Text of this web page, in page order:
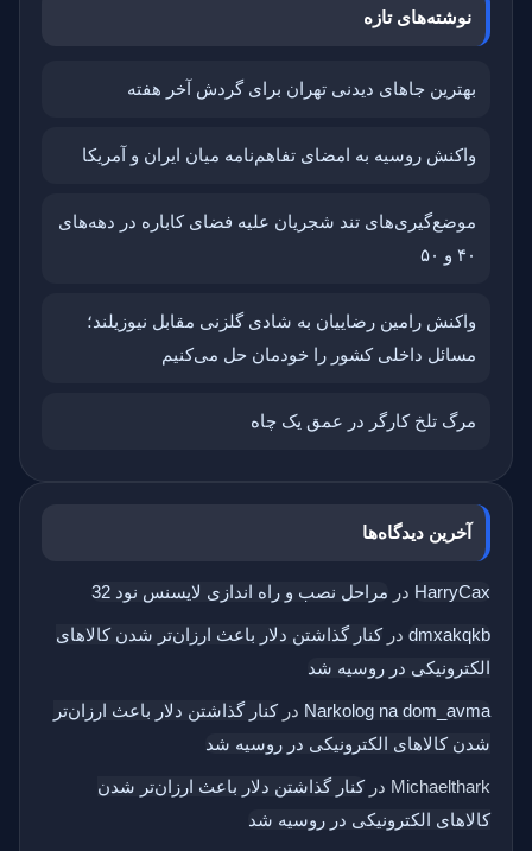
نوشته‌های تازه
بهترین جاهای دیدنی تهران برای گردش آخر هفته
واکنش روسیه به امضای تفاهم‌نامه میان ایران و آمریکا
موضع‌گیری‌های تند شجریان علیه فضای کاباره در دهه‌های
۴۰ و ۵۰
واکنش رامین رضاییان به شادی گلزنی مقابل نیوزیلند؛
مسائل داخلی کشور را خودمان حل می‌کنیم
مرگ تلخ کارگر در عمق یک چاه
آخرین دیدگاه‌ها
HarryCax در مراحل نصب و راه اندازی لایسنس نود 32
dmxakqkb درکنار گذاشتن دلار باعث ارزان‌تر شدن کالاهای
الکترونیکی در روسیه شد
Narkolog na dom_avma درکنار گذاشتن دلار باعث ارزان‌تر
شدن کالاهای الکترونیکی در روسیه شد
Michaelthark درکنار گذاشتن دلار باعث ارزان‌تر شدن
کالاهای الکترونیکی در روسیه شد